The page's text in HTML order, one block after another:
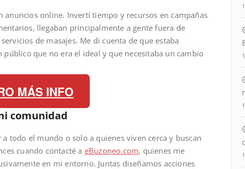
online. Invertí tiempo y recursos en campañas
llegaban principalmente a gente fuera de
de masajes. Me di cuenta de que estaba
que no era el ideal y que necesitaba un cambio
MÁS INFO
comunidad
todo el mundo o solo a quienes viven cerca y buscan
cuando contacté a eBuzoneo.com, quienes me
en mi entorno. Juntas diseñamos acciones